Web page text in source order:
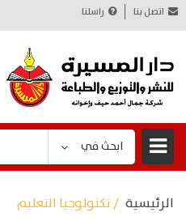
اتصل بنا راسلنا
ابحث في
الرئيسية / تكنولوجيا التعليم